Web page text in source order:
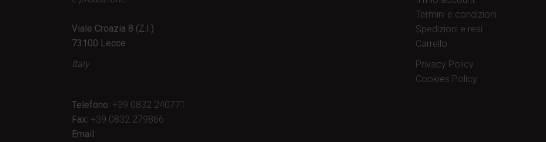
Viale Croazia 8 (Z.I.)
73100 Lecce
Italy
Telefono: +39 0832 240771
Fax: +39 0832 279866
Email:
Termini e condizioni
Spedizioni e resi
Carrello
Privacy Policy
Cookies Policy